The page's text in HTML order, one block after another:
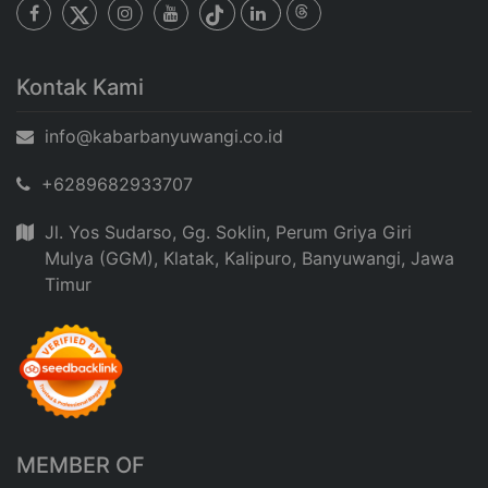
Kontak Kami
info@kabarbanyuwangi.co.id
+6289682933707
Jl. Yos Sudarso, Gg. Soklin, Perum Griya Giri
Mulya (GGM), Klatak, Kalipuro, Banyuwangi, Jawa
Timur
MEMBER OF